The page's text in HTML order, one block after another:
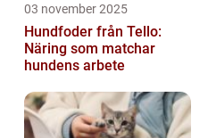
03 november 2025
Hundfoder från Tello:
Näring som matchar
hundens arbete